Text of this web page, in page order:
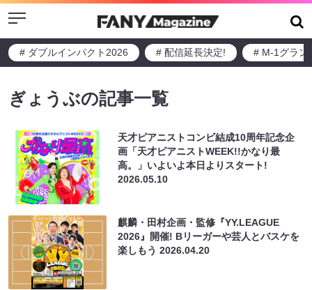
Menu
# ダブルインパクト2026 # 配信延長決定! # M-1グラン
ぎょうぶの記事一覧
天才ピアニストコンビ結成10周年記念企
画「天才ピアニストWEEK!!かなり最
高。」いよいよ本日よりスタート!
2026.05.10
麒麟・田村企画・監修『YY.LEAGUE
2026』開催! Bリーガーや芸人とバスケを
楽しもう2026.04.20